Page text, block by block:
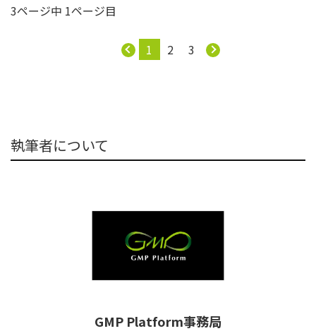
3ページ中 1ページ目
1 2 3
執筆者について
GMP Platform事務局